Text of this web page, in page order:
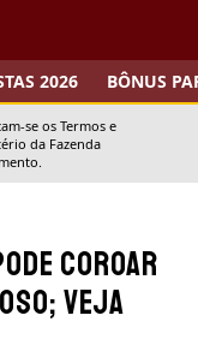
2026 BÔNUS
se os Termos e
da Fazenda
coroar
veja